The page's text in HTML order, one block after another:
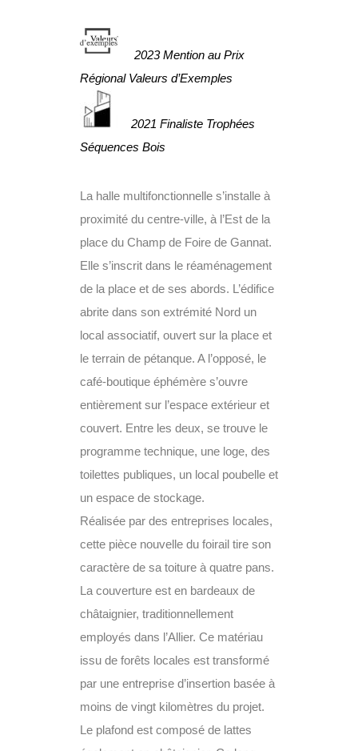
2023 Mention au Prix
Régional Valeurs d’Exemples
2021 Finaliste Trophées
Séquences Bois
La halle multifonctionnelle s’installe à
proximité du centre-ville, à l’Est de la
place du Champ de Foire de Gannat.
Elle s’inscrit dans le réaménagement
de la place et de ses abords. L’édifice
abrite dans son extrémité Nord un
local associatif, ouvert sur la place et
le terrain de pétanque. A l’opposé, le
café-boutique éphémère s’ouvre
entièrement sur l’espace extérieur et
couvert. Entre les deux, se trouve le
programme technique, une loge, des
toilettes publiques, un local poubelle et
un espace de stockage.
Réalisée par des entreprises locales,
cette pièce nouvelle du foirail tire son
caractère de sa toiture à quatre pans.
La couverture est en bardeaux de
châtaignier, traditionnellement
employés dans l’Allier. Ce matériau
issu de forêts locales est transformé
par une entreprise d’insertion basée à
moins de vingt kilomètres du projet.
Le plafond est composé de lattes